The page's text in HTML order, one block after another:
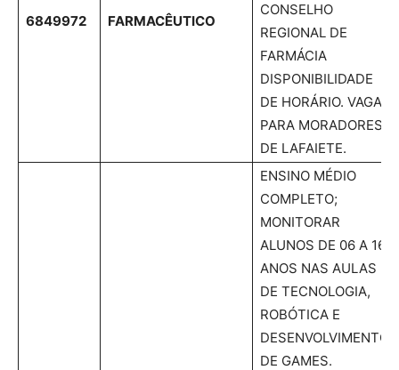
6849972 FARMACÊUTICO
CONSELHO
REGIONAL DE
FARMÁCIA
DISPONIBILIDADE
DE HORÁRIO. VAGA
PARA MORADORES
DE LAFAIETE.
ENSINO MÉDIO
COMPLETO;
MONITORAR
ALUNOS DE 06 A 16
ANOS NAS AULAS
DE TECNOLOGIA,
ROBÓTICA E
DESENVOLVIMENTO
DE GAMES.